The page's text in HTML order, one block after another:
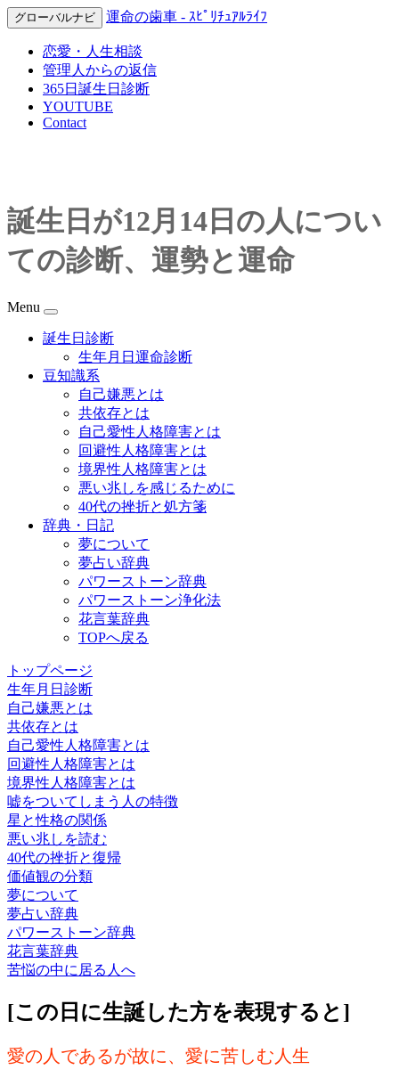
グローバルナビ 運命の歯車 - ｽﾋﾟﾘﾁｭｱﾙﾗｲﾌ
恋愛・人生相談
管理人からの返信
365日誕生日診断
YOUTUBE
Contact
誕生日が12月14日の人につい
ての診断、運勢と運命
Menu
誕生日診断
生年月日運命診断
豆知識系
自己嫌悪とは
共依存とは
自己愛性人格障害とは
回避性人格障害とは
境界性人格障害とは
悪い兆しを感じるために
40代の挫折と処方箋
辞典・日記
夢について
夢占い辞典
パワーストーン辞典
パワーストーン浄化法
花言葉辞典
TOPへ戻る
トップページ
生年月日診断
自己嫌悪とは
共依存とは
自己愛性人格障害とは
回避性人格障害とは
境界性人格障害とは
嘘をついてしまう人の特徴
星と性格の関係
悪い兆しを読む
40代の挫折と復帰
価値観の分類
夢について
夢占い辞典
パワーストーン辞典
花言葉辞典
苦悩の中に居る人へ
[この日に生誕した方を表現すると]
愛の人であるが故に、愛に苦しむ人生